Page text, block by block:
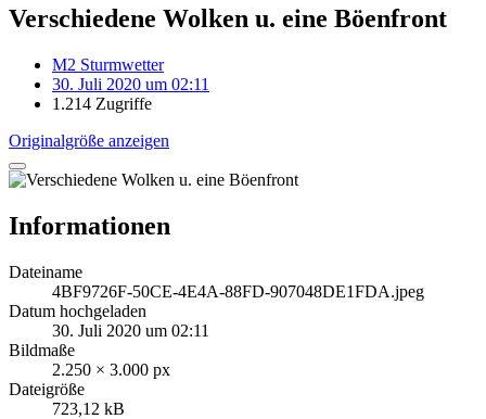
Verschiedene Wolken u. eine Böenfront
M2 Sturmwetter
30. Juli 2020 um 02:11
1.214 Zugriffe
Originalgröße anzeigen
Informationen
Dateiname
4BF9726F-50CE-4E4A-88FD-907048DE1FDA.jpeg
Datum hochgeladen
30. Juli 2020 um 02:11
Bildmaße
2.250 × 3.000 px
Dateigröße
723,12 kB